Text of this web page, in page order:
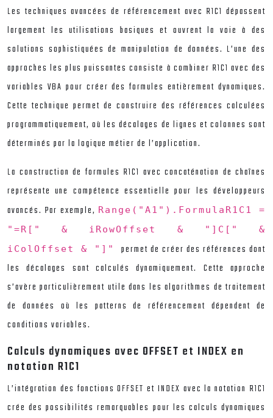
Les techniques avancées de référencement avec R1C1 dépassent
largement les utilisations basiques et ouvrent la voie à des
solutions sophistiquées de manipulation de données. L’une des
approches les plus puissantes consiste à combiner R1C1 avec des
variables VBA pour créer des formules entièrement dynamiques.
Cette technique permet de construire des références calculées
programmatiquement, où les décalages de lignes et colonnes sont
déterminés par la logique métier de l’application.
La construction de formules R1C1 avec concaténation de chaînes
représente une compétence essentielle pour les développeurs
avancés. Par exemple, Range("A1").FormulaR1C1 =
"=R[" & iRowOffset & "]C[" &
iColOffset & "]" permet de créer des références dont
les décalages sont calculés dynamiquement. Cette approche
s’avère particulièrement utile dans les algorithmes de traitement
de données où les patterns de référencement dépendent de
conditions variables.
Calculs dynamiques avec OFFSET et INDEX en
notation R1C1
L’intégration des fonctions OFFSET et INDEX avec la notation R1C1
crée des possibilités remarquables pour les calculs dynamiques